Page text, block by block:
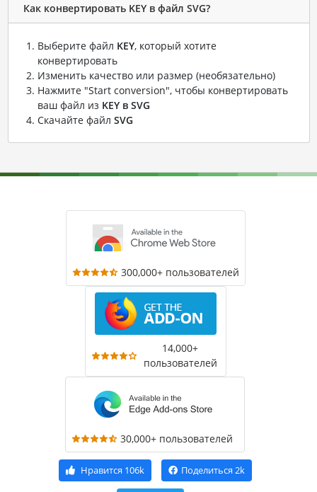
Как конвертировать KEY в файл SVG?
Выберите файл KEY, который хотите
конвертировать
Изменить качество или размер (необязательно)
Нажмите "Start conversion", чтобы конвертировать
ваш файл из KEY в SVG
Скачайте файл SVG
300,000+ пользователей
14,000+
пользователей
30,000+ пользователей
Нравится 106k Поделиться 2k